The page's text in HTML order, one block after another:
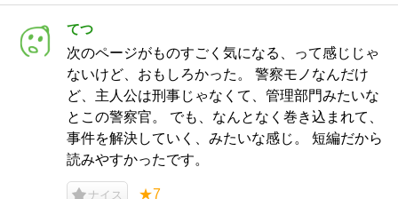
てつ
次のページがものすごく気になる、って感じじゃ
ないけど、おもしろかった。 警察モノなんだけ
ど、主人公は刑事じゃなくて、管理部門みたいな
とこの警察官。 でも、なんとなく巻き込まれて、
事件を解決していく、みたいな感じ。 短編だから
読みやすかったです。
ナイス ★7